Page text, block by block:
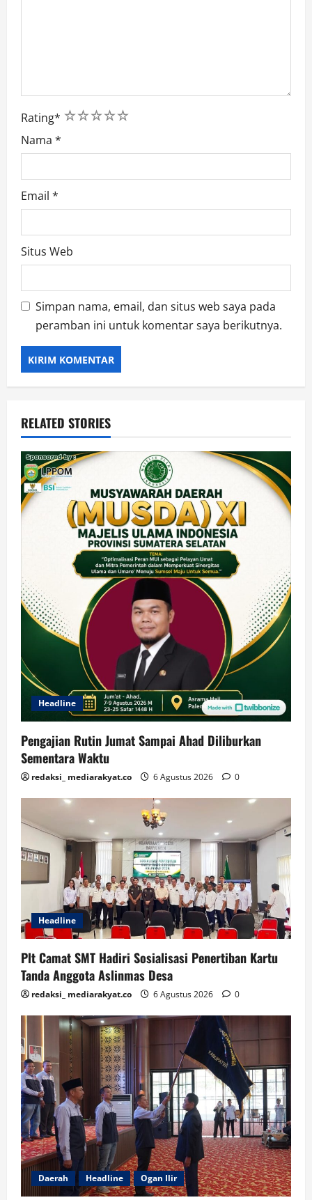
Rating* 5
4
3
2
1
Nama *
Email *
Situs Web
Simpan nama, email, dan situs web saya pada
peramban ini untuk komentar saya berikutnya.
RELATED STORIES
Headline
Pengajian Rutin Jumat Sampai Ahad Diliburkan
Sementara Waktu
redaksi_ mediarakyat.co 6 Agustus 2026 0
Headline
Plt Camat SMT Hadiri Sosialisasi Penertiban Kartu
Tanda Anggota Aslinmas Desa
redaksi_ mediarakyat.co 6 Agustus 2026 0
Daerah Headline Ogan Ilir